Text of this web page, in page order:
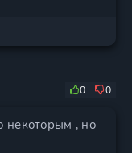
0 0
некоторым , но